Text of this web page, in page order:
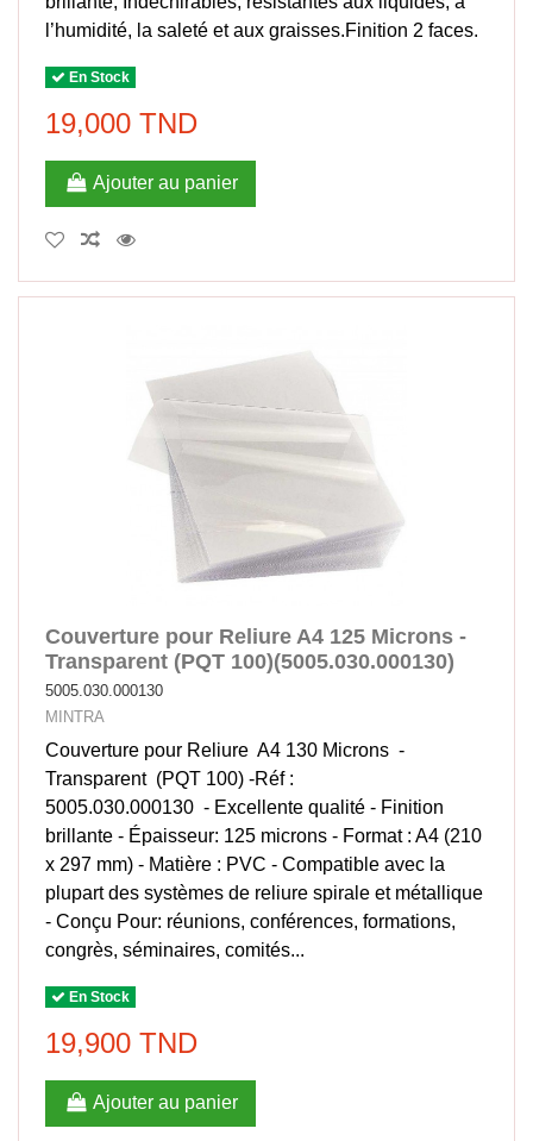
l’humidité, la saleté et aux graisses.Finition 2 faces.
En Stock
19,000 TND
Ajouter au panier
Couverture pour Reliure A4 125 Microns -
Transparent (PQT 100)(5005.030.000130)
5005.030.000130
MINTRA
Couverture pour Reliure A4 130 Microns -
Transparent (PQT 100) -Réf :
5005.030.000130 - Excellente qualité - Finition
brillante - Épaisseur: 125 microns - Format : A4 (210
x 297 mm) - Matière : PVC - Compatible avec la
plupart des systèmes de reliure spirale et métallique
- Conçu Pour: réunions, conférences, formations,
congrès, séminaires, comités...
En Stock
19,900 TND
Ajouter au panier